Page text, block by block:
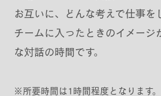
お互いに、どんな考えで仕事を
チームに入ったときのイメージ
な対話の時間です。
※所要時間は1時間程度となります。